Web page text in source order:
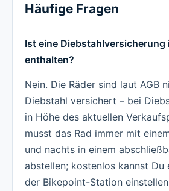
Häufige Fragen
Ist eine Diebstahlversicherung
enthalten?
Nein. Die Räder sind laut AGB
Diebstahl versichert – bei
in Höhe des aktuellen
musst das Rad immer mit
und nachts in einem
abstellen; kostenlos kannst Du
der Bikepoint-Station